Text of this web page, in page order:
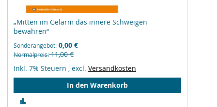
„Mitten im Gelärm das innere Schweigen
bewahren“
Sonderangebot 0,00 €
Normalpreis 11,00 €
Inkl. 7% Steuern , excl. Versandkosten
In den Warenkorb